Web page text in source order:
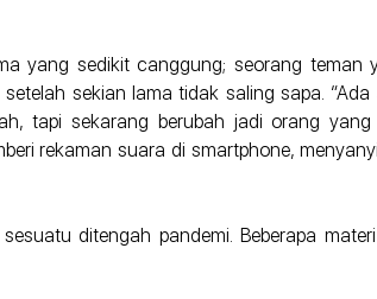
yang sedikit canggung; seorang
sekian lama tidak saling sapa.
sekarang berubah jadi orang yang
rekaman suara di smartphone,
ditengah pandemi. Beberapa